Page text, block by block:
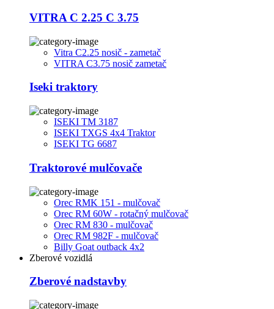
VITRA C 2.25 C 3.75
Vitra C2.25 nosič - zametač
VITRA C3.75 nosič zametač
Iseki traktory
ISEKI TM 3187
ISEKI TXGS 4x4 Traktor
ISEKI TG 6687
Traktorové mulčovače
Orec RMK 151 - mulčovač
Orec RM 60W - rotačný mulčovač
Orec RM 830 - mulčovač
Orec RM 982F - mulčovač
Billy Goat outback 4x2
Zberové vozidlá
Zberové nadstavby